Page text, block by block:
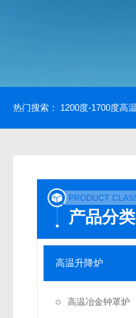
热门搜索： 1200度-1700度高
PRODUCT
产品分类
高温升降炉
高温冶金钟罩炉